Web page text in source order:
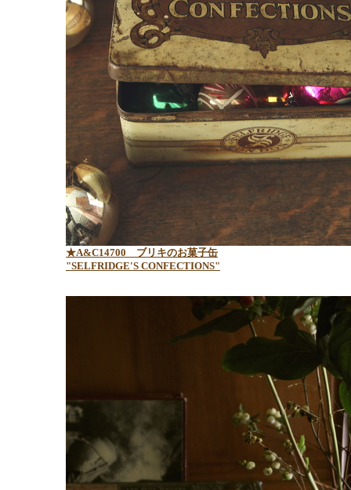
★A&C14700 ブリキのお菓子缶
"SELFRIDGE'S CONFECTIONS"